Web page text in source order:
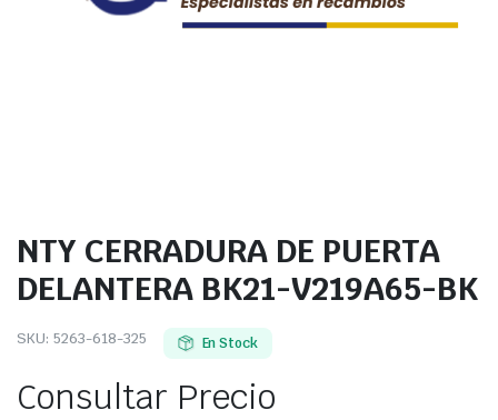
NTY CERRADURA DE PUERTA
DELANTERA BK21-V219A65-BK
SKU: 5263-618-325 En Stock
Consultar Precio